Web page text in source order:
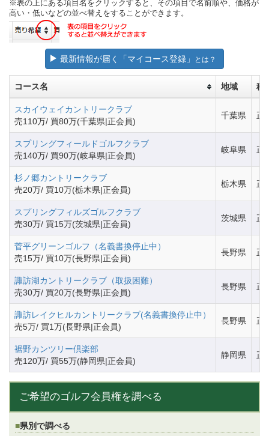
※表の上にある項目名をクリックすると、その項目で名前順や、価格が
高い・低いなどの並べ替えをすることができます。
最新情報が届く「マイコース登録」 とは？
コース名 地域 種
スカイウェイカントリークラブ
売110万/ 買80万(千葉県|正会員)
千葉県 正
スプリングフィールドゴルフクラブ
売140万/ 買90万(岐阜県|正会員)
岐阜県 正
杉ノ郷カントリークラブ
売20万/ 買10万(栃木県|正会員)
栃木県 正
スプリングフィルズゴルフクラブ
売30万/ 買15万(茨城県|正会員)
茨城県 正
菅平グリーンゴルフ（名義書換停止中）
売15万/ 買10万(長野県|正会員)
長野県 正
諏訪湖カントリークラブ（取扱困難）
売30万/ 買20万(長野県|正会員)
長野県 正
諏訪レイクヒルカントリークラブ(名義書換停止中）
売5万/ 買1万(長野県|正会員)
長野県 正
裾野カンツリー倶楽部
売120万/ 買55万(静岡県|正会員)
静岡県 正
ご希望のゴルフ会員権を調べる
県別で調べる